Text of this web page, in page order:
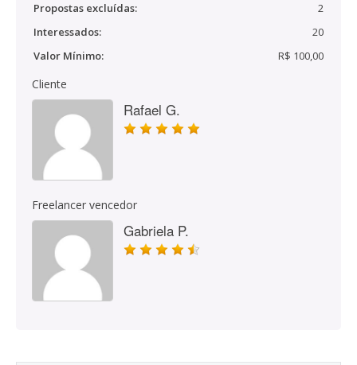
Propostas excluídas:
2
Interessados:
20
Valor Mínimo:
R$ 100,00
Cliente
Rafael G.
Freelancer vencedor
Gabriela P.